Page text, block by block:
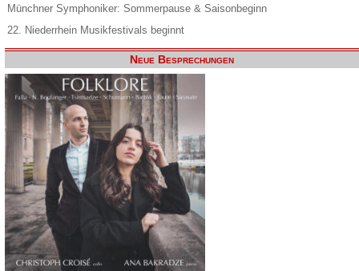
Münchner Symphoniker: Sommerpause & Saisonbeginn
22. Niederrhein Musikfestivals beginnt
Neue Besprechungen